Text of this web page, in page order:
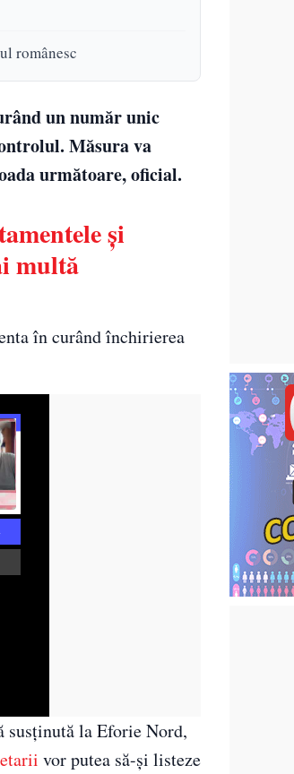
românesc
un număr unic
Măsura va
următoare, oficial.
și
multă
în curând închirierea
susținută la Eforie Nord,
vor putea să-și listeze